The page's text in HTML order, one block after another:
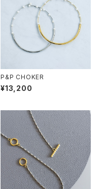
P&P CHOKER
¥13,200